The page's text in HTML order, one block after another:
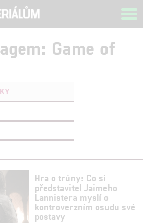
Game of
Hra o trůny: Co si
představitel Jaimeho
Lannistera myslí o
kontroverzním osudu své
postavy